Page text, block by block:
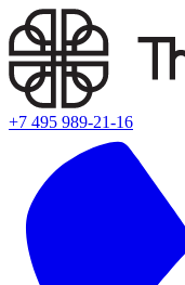
+7 495 989-21-16